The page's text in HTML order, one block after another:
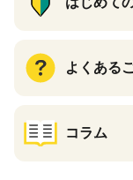
よくある
コラム